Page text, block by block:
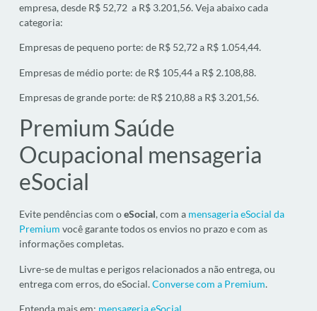
empresa, desde R$ 52,72 a R$ 3.201,56. Veja abaixo cada
categoria:
Empresas de pequeno porte: de R$ 52,72 a R$ 1.054,44.
Empresas de médio porte: de R$ 105,44 a R$ 2.108,88.
Empresas de grande porte: de R$ 210,88 a R$ 3.201,56.
Premium Saúde
Ocupacional mensageria
eSocial
Evite pendências com oeSocial, com a mensageria eSocial da
Premium você garante todos os envios no prazo e com as
informações completas.
Livre-se de multas e perigos relacionados a não entrega, ou
entrega com erros, do eSocial.Converse com a Premium.